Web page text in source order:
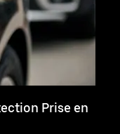
Prise en